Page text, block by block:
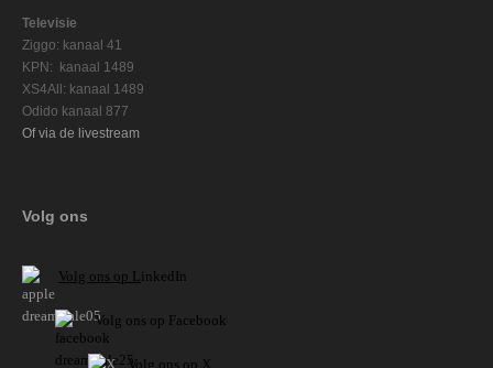
Televisie
Ziggo: kanaal 41
KPN: kanaal 1489
XS4All: kanaal 1489
Odido kanaal 877
Of via de livestream
Volg ons
Volg ons op LinkedIn
Volg ons op Facebook
Volg ons op X